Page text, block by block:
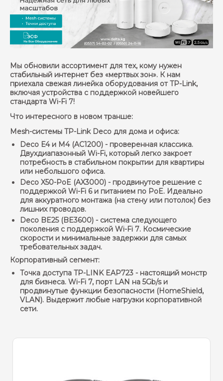
Мы обновили ассортимент для тех, кому нужен
стабильный интернет без «мертвых зон». К нам
приехала свежая линейка оборудования от TP-Link,
включая устройства с поддержкой новейшего
стандарта Wi-Fi 7!
Что интересного в новом транше:
Mesh-системы TP-Link Deco для дома и офиса:
Deco E4 и M4 (AC1200) - проверенная классика.
Двухдиапазонный Wi-Fi, который легко закроет
потребность в стабильном покрытии для квартиры
или небольшого офиса.
Deco X50-PoE (AX3000) - продвинутое решение с
поддержкой Wi-Fi 6 и питанием по PoE. Идеально
для аккуратного монтажа (на стену или потолок) без
лишних проводов.
Deco BE25 (BE3600) - система следующего
поколения с поддержкой Wi-Fi 7. Космические
скорости и минимальные задержки для самых
требовательных задач.
Корпоративный сегмент:
Точка доступа TP-LINK EAP723 - настоящий монстр
для бизнеса. Wi-Fi 7, порт LAN на 5Gb/s и
продвинутые функции безопасности (HomeShield,
VLAN). Выдержит любые нагрузки корпоративной
сети.